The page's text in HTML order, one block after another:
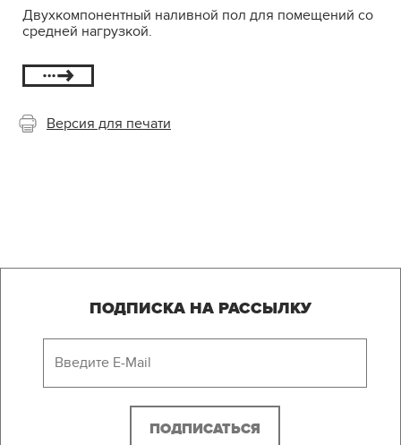
Двухкомпонентный наливной пол для помещений со
средней нагрузкой.
Версия для печати
ПОДПИСКА НА РАССЫЛКУ